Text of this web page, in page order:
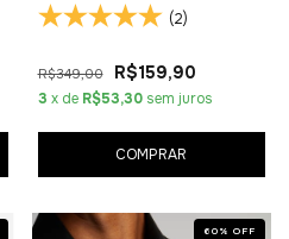
(2)
R$349,00 R$159,90
3 x de R$53,30 sem juros
COMPRAR
60 % OFF